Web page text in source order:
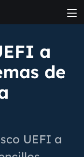
a
de
UEFI a